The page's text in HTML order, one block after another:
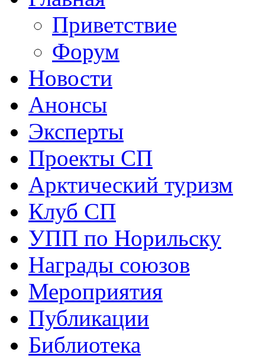
Приветствие
Форум
Новости
Анонсы
Эксперты
Проекты СП
Арктический туризм
Клуб СП
УПП по Норильску
Награды союзов
Мероприятия
Публикации
Библиотека